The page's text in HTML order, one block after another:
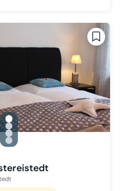
gallery.slide_selector
Zu Slide 1 wechseln
Zu Slide 2 wechseln
Zu Slide 3 wechseln
Zu Slide 4 wechseln